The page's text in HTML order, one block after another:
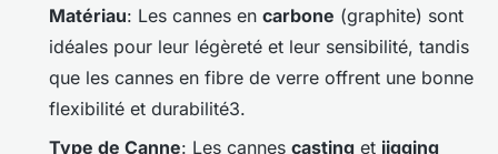
Matériau: Les cannes en carbone (graphite) sont
idéales pour leur légèreté et leur sensibilité, tandis
que les cannes en fibre de verre offrent une bonne
flexibilité et durabilité3.
Type de Canne: Les cannes casting et jigging